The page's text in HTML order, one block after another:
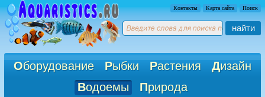
Контакты Карта сайта Поиск
найти
Оборудование Рыбки Растения Дизайн
Водоемы Природа